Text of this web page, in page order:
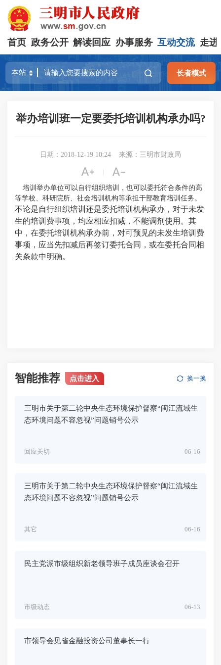
首页 政务公开 解读回应 办事服务 互动交流 走进
长者模式
举办培训班一定要委托培训机构承办吗?
日期：2018-12-19 10:24 来源：三明市财政局
 
培训举办单位可以自行组织培训，也可以委托符合条件的高
等学校、科研院所、社会培训机构等承担干部教育培训任务。
不论是自行组织培训还是委托培训机构承办，对于未发
生的培训费事项，均应相应扣减，不能调剂使用。其
中，在委托培训机构承办前，对可预见的未发生培训费
事项，应当先扣减后再签订委托合同，或在委托合同相
关条款中明确。
智能推荐 点击进入 换一换
三明市关于第二轮中央生态环境保护督察“闽江流域生
态环境问题不容忽视”问题销号公示
06-16
回应关切
三明市关于第二轮中央生态环境保护督察“闽江流域生
态环境问题不容忽视”问题销号公示
06-16
其它
民主党派市级组织新老领导班子成员座谈会召开
06-13
市级动态
市领导会见省金融投资公司董事长一行